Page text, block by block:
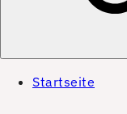
Startseite